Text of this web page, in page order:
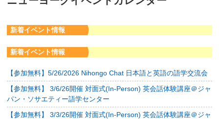
新着イベント情報
新着イベント情報
【参加無料】5/26/2026 Nihongo Chat 日本語と英語の語学交流会
【参加無料】 3/6/26開催 対面式(In-Person) 英会話体験講座＠ジャ
パン・ソサエティー語学センター
【参加無料】 3/3/26開催 対面式(In-Person) 英会話体験講座＠ジャ